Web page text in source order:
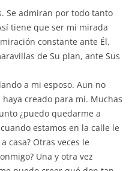
Se admiran por todo tanto
tiene que ser mi mirada
constante ante Él,
de Su plan, ante Sus
a mi esposo. Aun no
creado para mí. Muchas
¿puedo quedarme a
estamos en la calle le
casa? Otras veces le
Una y otra vez